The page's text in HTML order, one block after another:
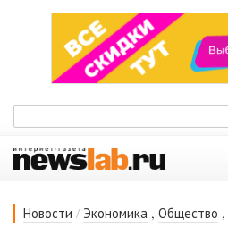
Новости / Экономика , Общество ,